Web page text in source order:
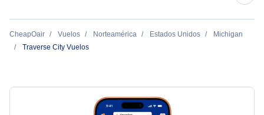
Vuelos de Seattle a Traverse City
Vuelos de Dallas a Traverse City
Vuelos de Traverse City a Seattle
Cadillac Vuelos
CheapOair Vuelos Norteamérica Estados Unidos
Michigan
Traverse City Vuelos